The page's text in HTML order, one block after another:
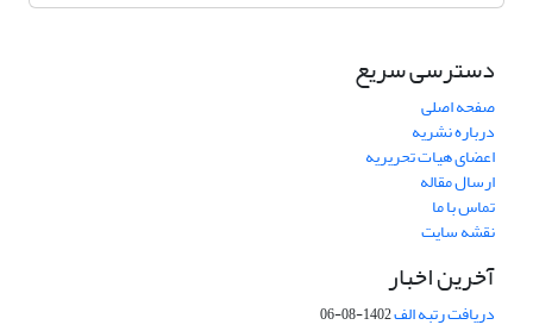
دسترسی سریع
صفحه اصلی
درباره نشریه
اعضای هیات تحریریه
ارسال مقاله
تماس با ما
نقشه سایت
آخرین اخبار
دریافت رتبه الف1402-08-06